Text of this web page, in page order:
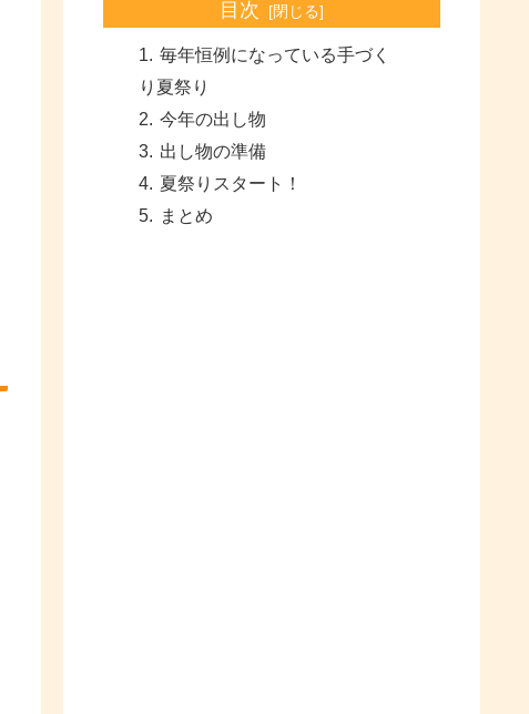
目次
毎年恒例になっている手づく
り夏祭り
今年の出し物
出し物の準備
夏祭りスタート！
まとめ